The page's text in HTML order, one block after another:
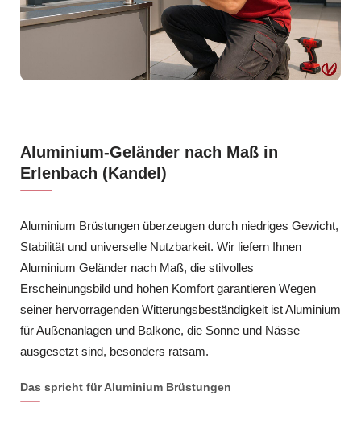
Aluminium-Geländer nach Maß in
Erlenbach (Kandel)
Aluminium Brüstungen überzeugen durch niedriges Gewicht,
Stabilität und universelle Nutzbarkeit. Wir liefern Ihnen
Aluminium Geländer nach Maß, die stilvolles
Erscheinungsbild und hohen Komfort garantieren Wegen
seiner hervorragenden Witterungsbeständigkeit ist Aluminium
für Außenanlagen und Balkone, die Sonne und Nässe
ausgesetzt sind, besonders ratsam.
Das spricht für Aluminium Brüstungen